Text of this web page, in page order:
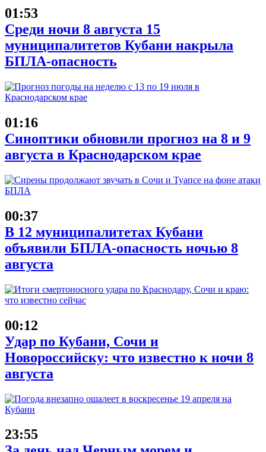
01:53
Среди ночи 8 августа 15
муниципалитетов Кубани накрыла
БПЛА-опасность
01:16
Синоптики обновили прогноз на 8 и 9
августа в Краснодарском крае
00:37
В 12 муниципалитетах Кубани
объявили БПЛА-опасность ночью 8
августа
00:12
Удар по Кубани, Сочи и
Новороссийску: что известно к ночи 8
августа
23:55